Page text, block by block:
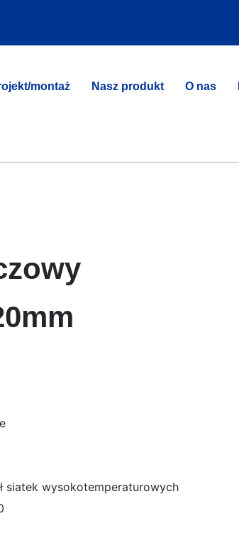
montaż Nasz produkt O nas
siatek wysokotemperaturowych